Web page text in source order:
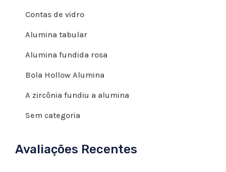
Contas de vidro
Alumina tabular
Alumina fundida rosa
Bola Hollow Alumina
A zircônia fundiu a alumina
Sem categoria
Avaliações Recentes